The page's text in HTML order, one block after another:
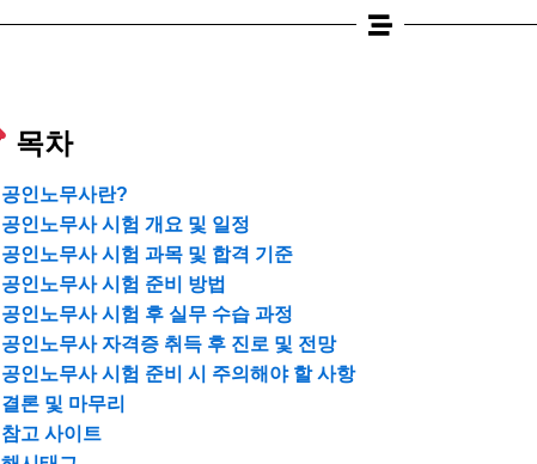
목차
공인노무사란?
공인노무사 시험 개요 및 일정
공인노무사 시험 과목 및 합격 기준
공인노무사 시험 준비 방법
공인노무사 시험 후 실무 수습 과정
공인노무사 자격증 취득 후 진로 및 전망
공인노무사 시험 준비 시 주의해야 할 사항
결론 및 마무리
참고 사이트